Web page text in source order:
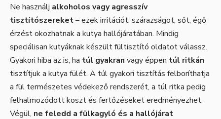
Ne használj alkoholos vagy agresszív
tisztítószereket– ezek irritációt, szárazságot, sőt, égő
érzést okozhatnak a kutya hallójáratában. Mindig
speciálisan kutyáknak készült fültisztító oldatot válassz.
Gyakori hiba az is, ha túl gyakran vagy éppen túl ritkán
tisztítjuk a kutya fülét. A túl gyakori tisztítás felboríthatja
a fül természetes védekező rendszerét, a túl ritka pedig
felhalmozódott koszt és fertőzéseket eredményezhet.
Végül, ne feledd a fülkagyló és a hallójárat